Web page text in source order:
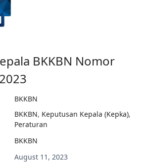
BKKBN Nomor
BKKBN
BKKBN, Keputusan Kepala (Kepka),
Peraturan
BKKBN
August 11, 2023